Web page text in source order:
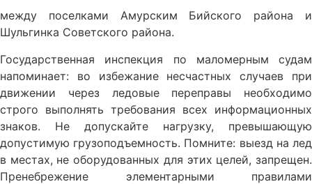
между поселками Амурским Бийского района и
Шульгинка Советского района.
Государственная инспекция по маломерным судам
напоминает: во избежание несчастных случаев при
движении через ледовые переправы необходимо
строго выполнять требования всех информационных
знаков. Не допускайте нагрузку, превышающую
допустимую грузоподъемность. Помните: выезд на лед
в местах, не оборудованных для этих целей, запрещен.
Пренебрежение элементарными правилами